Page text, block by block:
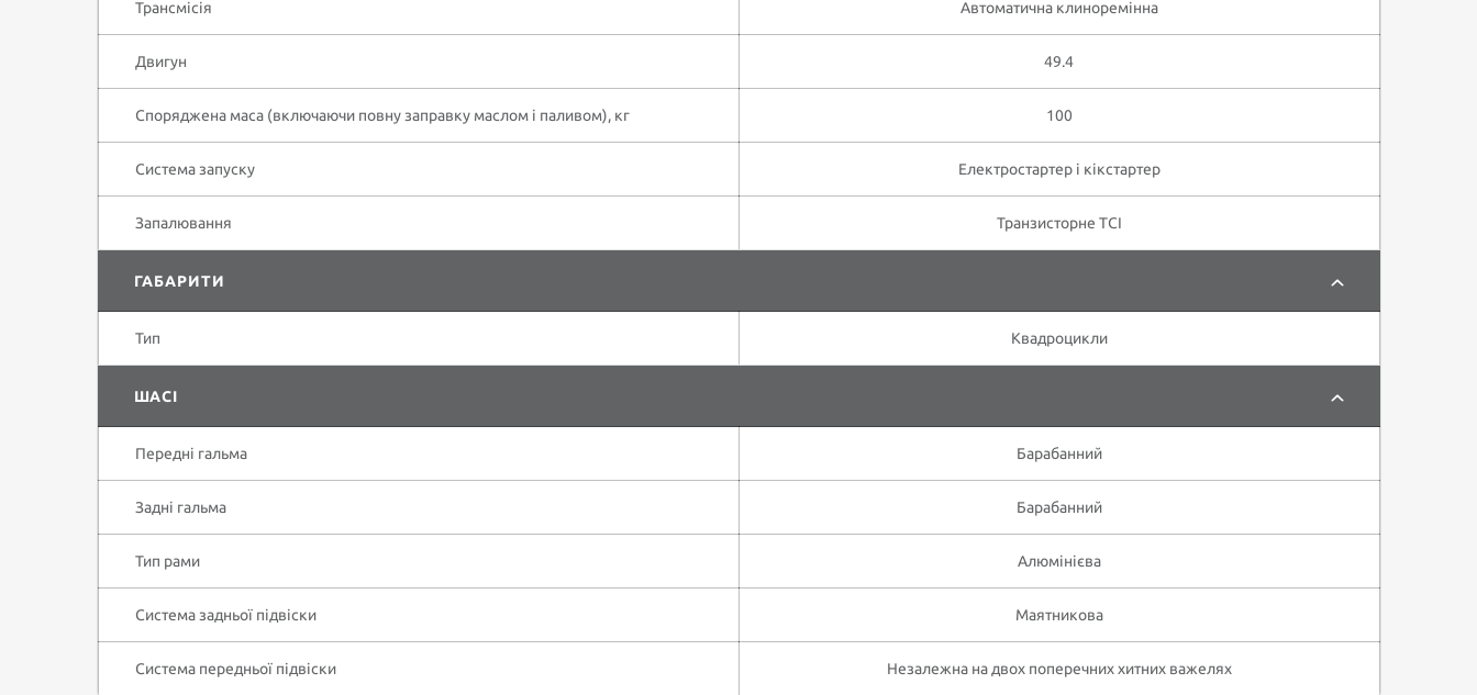
Трансмісія Автоматична клиноремінна
Двигун 49.4
Споряджена маса (включаючи повну заправку маслом і паливом), кг 100
Система запуску Електростартер і кікстартер
Запалювання Транзисторне TCI
ГАБАРИТИ
Тип Квадроцикли
ШАСІ
Передні гальма Барабанний
Задні гальма Барабанний
Тип рами Алюмінієва
Система задньої підвіски Маятникова
Система передньої підвіски Незалежна на двох поперечних хитних важелях